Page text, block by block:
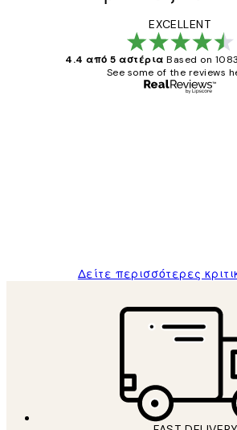
EXCELLENT
4.4 από 5 αστέρια Based on
See some of the reviews
Δείτε περισσότερες